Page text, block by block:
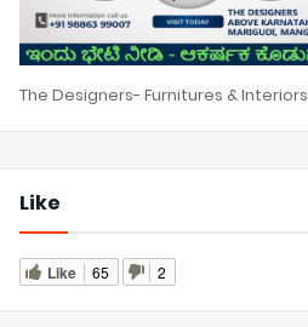
The Designers- Furnitures & Interiors
Like
Like 65 2